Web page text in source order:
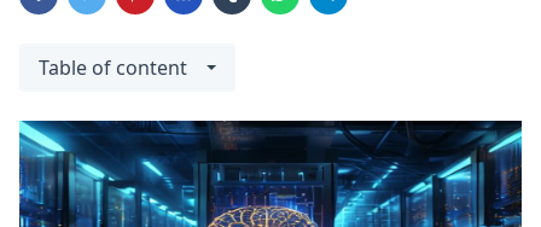
Table of content